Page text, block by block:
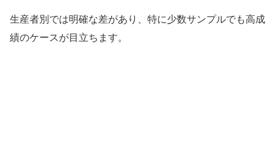
生産者別では明確な差があり、特に少数サンプルでも高成
績のケースが目立ちます。